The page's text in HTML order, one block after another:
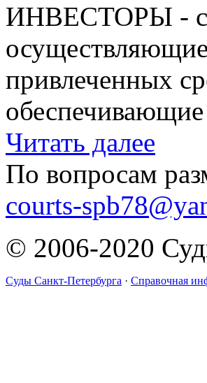
ИНВЕСТОРЫ -
привлеченных
Читать далее
По вопросам
courts-
© 2006-2020
Суды Санкт-Петербурга · Справочная